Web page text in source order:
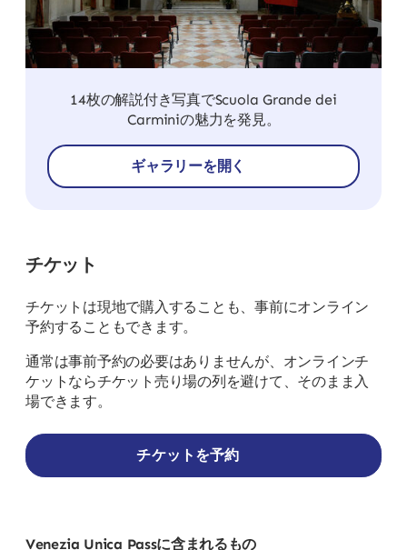
14枚の解説付き写真でScuola Grande dei
Carminiの魅力を発見。
ギャラリーを開く
チケット
チケットは現地で購入することも、事前にオンライン
予約することもできます。
通常は事前予約の必要はありませんが、オンラインチ
ケットならチケット売り場の列を避けて、そのまま入
場できます。
チケットを予約
Venezia Unica Passに含まれるもの